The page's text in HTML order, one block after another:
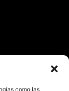
como las